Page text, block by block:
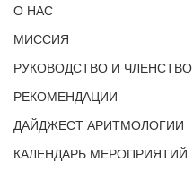
О НАС
МИССИЯ
РУКОВОДСТВО И ЧЛЕНСТВО
РЕКОМЕНДАЦИИ
ДАЙДЖЕСТ АРИТМОЛОГИИ
КАЛЕНДАРЬ МЕРОПРИЯТИЙ